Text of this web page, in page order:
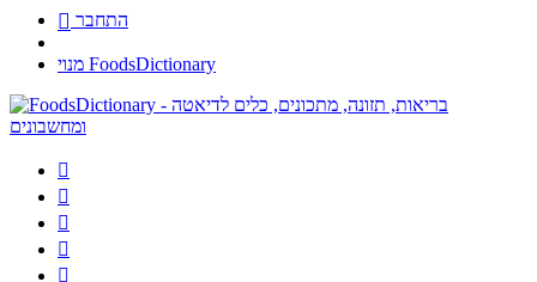
 התחבר
מנוי FoodsDictionary




